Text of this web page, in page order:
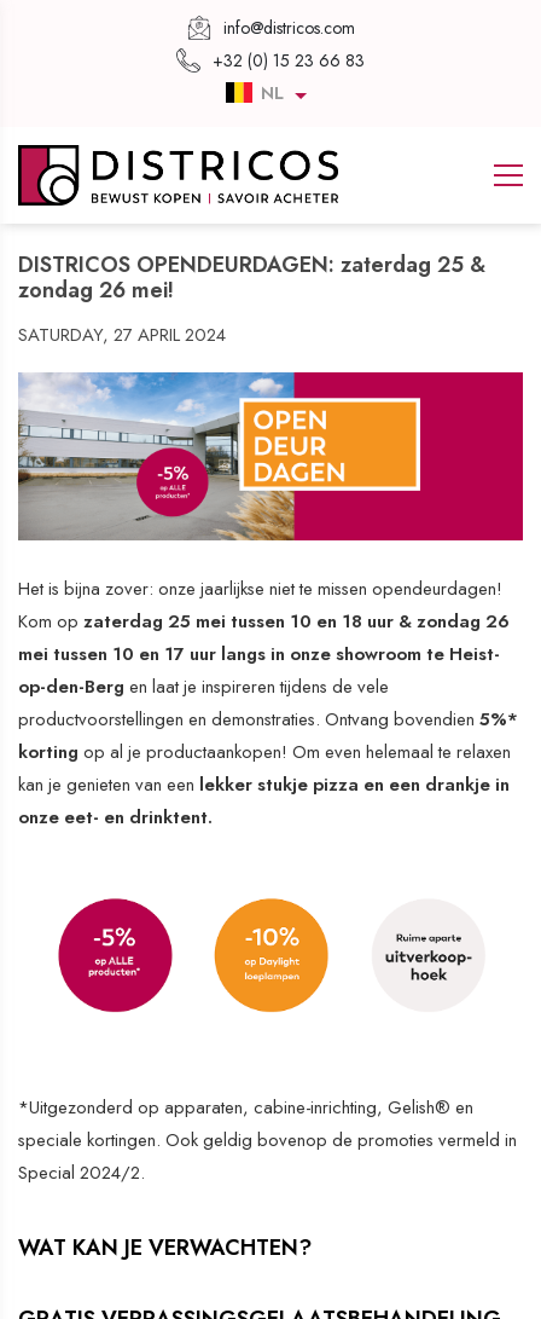
info@districos.com
+32 (0) 15 23 66 83
NL
DISTRICOS OPENDEURDAGEN: zaterdag 25 &
zondag 26 mei!
SATURDAY, 27 APRIL 2024
Het is bijna zover: onze jaarlijkse niet te missen opendeurdagen!
Kom op zaterdag 25 mei tussen 10 en 18 uur & zondag 26
mei tussen 10 en 17 uur langs in onze showroom te Heist-
op-den-Berg en laat je inspireren tijdens de vele
productvoorstellingen en demonstraties. Ontvang bovendien 5%*
korting op al je productaankopen! Om even helemaal te relaxen
kan je genieten van een lekker stukje pizza en een drankje in
onze eet- en drinktent.
*Uitgezonderd op apparaten, cabine-inrichting, Gelish® en
speciale kortingen. Ook geldig bovenop de promoties vermeld in
Special 2024/2.
WAT KAN JE VERWACHTEN?